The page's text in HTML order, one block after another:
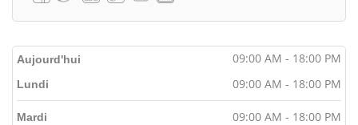
Aujourd'hui 09:00 AM - 18:00 PM
Lundi 09:00 AM - 18:00 PM
Mardi 09:00 AM - 18:00 PM